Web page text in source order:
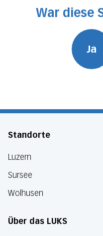
War diese
Ja
Standorte
Luzern
Sursee
Wolhusen
Über das LUKS